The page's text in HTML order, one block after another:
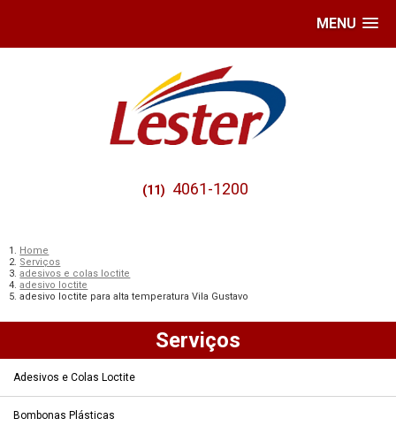
MENU
(11) 4061-1200
Home
Serviços
adesivos e colas loctite
adesivo loctite
adesivo loctite para alta temperatura Vila Gustavo
Serviços
Adesivos e Colas Loctite
Bombonas Plásticas